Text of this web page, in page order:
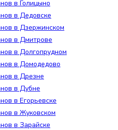
в Голицыно
в Дедовске
в Дзержинском
в Дмитрове
в Долгопрудном
в Домодедово
в Дрезне
в Дубне
в Егорьевске
в Жуковском
в Зарайске